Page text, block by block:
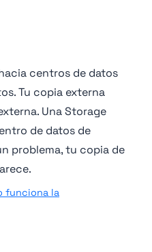
centros de datos
Tu copia externa
Una Storage
de datos de
problema, tu copia de
funciona la